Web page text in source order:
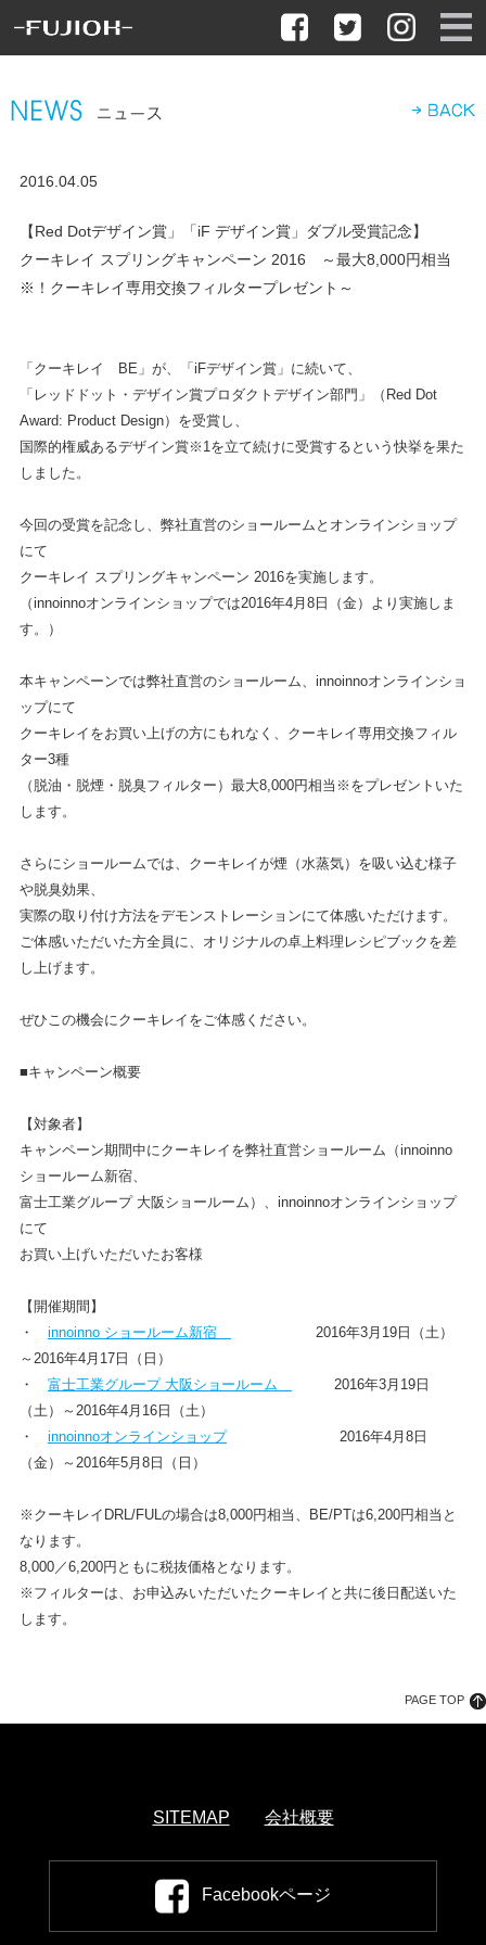
2016.04.05
【Red Dotデザイン賞」「iF デザイン賞」ダブル受賞記念】
クーキレイ スプリングキャンペーン 2016 ～最大8,000円相当
※！クーキレイ専用交換フィルタープレゼント～
「クーキレイ BE」が、「iFデザイン賞」に続いて、
「レッドドット・デザイン賞プロダクトデザイン部門」（Red Dot
Award: Product Design）を受賞し、
国際的権威あるデザイン賞※1を立て続けに受賞するという快挙を果た
しました。
今回の受賞を記念し、弊社直営のショールームとオンラインショップ
にて
クーキレイ スプリングキャンペーン 2016を実施します。
（innoinnoオンラインショップでは2016年4月8日（金）より実施しま
す。）
本キャンペーンでは弊社直営のショールーム、innoinnoオンラインショ
ップにて
クーキレイをお買い上げの方にもれなく、クーキレイ専用交換フィル
ター3種
（脱油・脱煙・脱臭フィルター）最大8,000円相当※をプレゼントいた
します。
さらにショールームでは、クーキレイが煙（水蒸気）を吸い込む様子
や脱臭効果、
実際の取り付け方法をデモンストレーションにて体感いただけます。
ご体感いただいた方全員に、オリジナルの卓上料理レシピブックを差
し上げます。
ぜひこの機会にクーキレイをご体感ください。
■キャンペーン概要
【対象者】
キャンペーン期間中にクーキレイを弊社直営ショールーム（innoinno
ショールーム新宿、
富士工業グループ 大阪ショールーム）、innoinnoオンラインショップ
にて
お買い上げいただいたお客様
【開催期間】
・ innoinno ショールーム新宿
2016年3月19日（土）
～2016年4月17日（日）
・ 富士工業グループ 大阪ショールーム
2016年3月19日
（土）～2016年4月16日（土）
・ innoinnoオンラインショップ2016年4月8日
（金）～2016年5月8日（日）
※クーキレイDRL/FULの場合は8,000円相当、BE/PTは6,200円相当と
なります。
8,000／6,200円ともに税抜価格となります。
※フィルターは、お申込みいただいたクーキレイと共に後日配送いた
します。
PAGE TOP
SITEMAP 会社概要
Facebookページ